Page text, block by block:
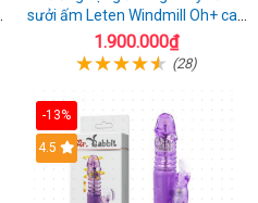
sưởi ấm Leten Windmill Oh+ cao
cấp
1.900.000₫
(28)
-13%
4.5